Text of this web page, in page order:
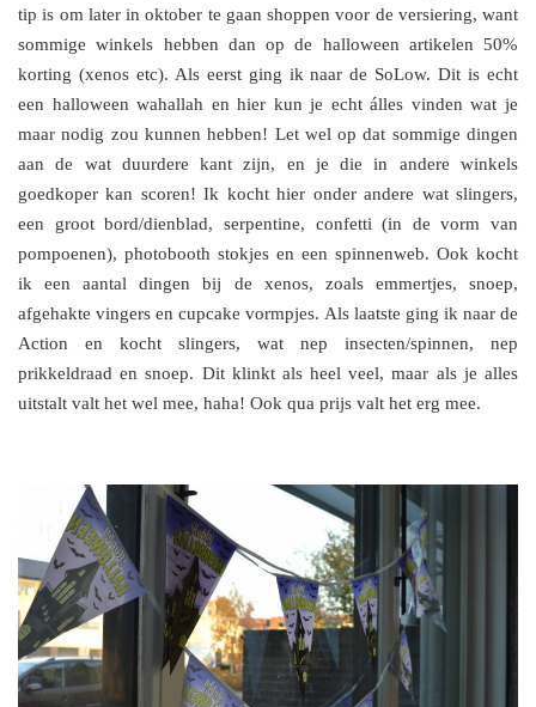
tip is om later in oktober te gaan shoppen voor de versiering, want
sommige winkels hebben dan op de halloween artikelen 50%
korting (xenos etc). Als eerst ging ik naar de SoLow. Dit is echt
een halloween wahallah en hier kun je echt álles vinden wat je
maar nodig zou kunnen hebben! Let wel op dat sommige dingen
aan de wat duurdere kant zijn, en je die in andere winkels
goedkoper kan scoren! Ik kocht hier onder andere wat slingers,
een groot bord/dienblad, serpentine, confetti (in de vorm van
pompoenen), photobooth stokjes en een spinnenweb. Ook kocht
ik een aantal dingen bij de xenos, zoals emmertjes, snoep,
afgehakte vingers en cupcake vormpjes. Als laatste ging ik naar de
Action en kocht slingers, wat nep insecten/spinnen, nep
prikkeldraad en snoep. Dit klinkt als heel veel, maar als je alles
uitstalt valt het wel mee, haha! Ook qua prijs valt het erg mee.